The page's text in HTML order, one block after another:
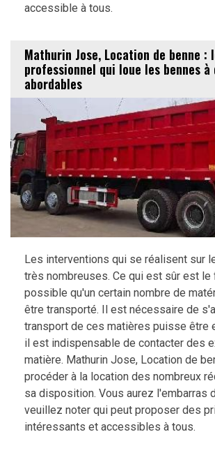
accessible à tous.
Mathurin Jose, Location de benne :
professionnel qui loue les bennes
abordables
Les interventions qui se réalisent sur
très nombreuses. Ce qui est sûr est
possible qu'un certain nombre de
être transporté. Il est nécessaire de
transport de ces matières puisse être
il est indispensable de contacter des
matière. Mathurin Jose, Location de
procéder à la location des nombreux
sa disposition. Vous aurez l'embarras
veuillez noter qui peut proposer des
intéressants et accessibles à tous.